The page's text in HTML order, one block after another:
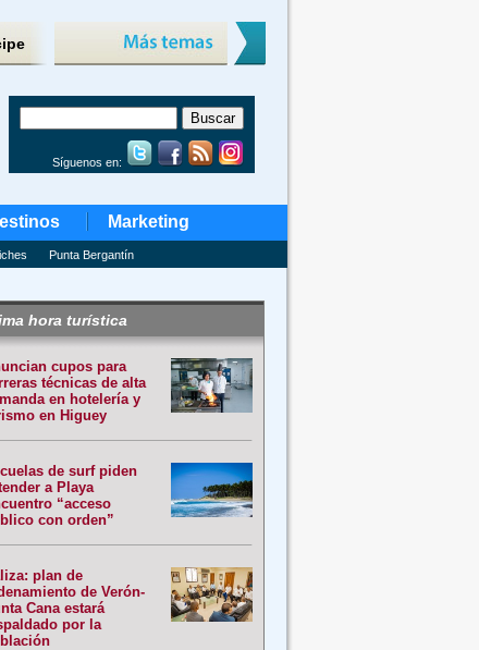
Síguenos en:
Marketing
Punta Bergantín
hora turística
cupos para
técnicas de alta
en hotelería y
en Higuey
de surf piden
a Playa
“acceso
con orden”
plan de
de Verón-
Cana estará
por la